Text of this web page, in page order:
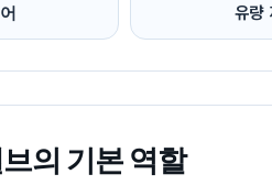
유량
의 기본 역할